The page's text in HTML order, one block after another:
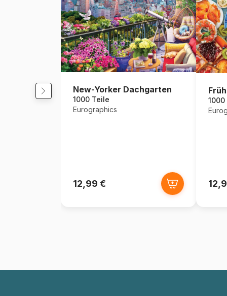
New-Yorker Dachgarten
1000 Teile
Eurographics
12,99 €